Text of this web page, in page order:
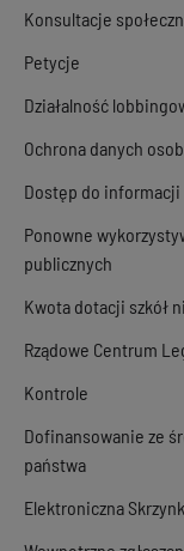
Konsultacje
Petycje
Działalność
Ochrona danych
Dostęp do
Ponowne
publicznych
Kwota dotacji szkół
Rządowe Centrum
Kontrole
Dofinansowanie ze
państwa
Elektroniczna